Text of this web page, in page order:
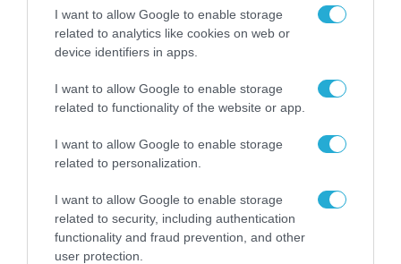
I want to allow Google to enable storage
related to analytics like cookies on web or
device identifiers in apps.
I want to allow Google to enable storage
related to functionality of the website or app.
I want to allow Google to enable storage
related to personalization.
I want to allow Google to enable storage
related to security, including authentication
functionality and fraud prevention, and other
user protection.
χώρο της άμυνας
31.07.2026
Η πιο ταξιδιάρικη
καλοκαιριού έχει την
υπογραφή της Xiaomi
31.07.2026
ΟΛΗ Η ΡΟΗ ΕΙΔΗΣΕΩΝ